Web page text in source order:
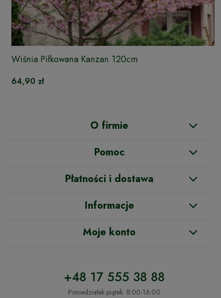
Wiśnia Piłkowana Kanzan 120cm
64,90 zł
O firmie
Pomoc
Płatności i dostawa
Informacje
Moje konto
+48 17 555 38 88
Poniedziałek-piątek: 8:00-16:00